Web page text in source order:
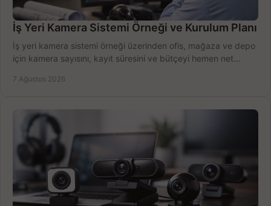
İş Yeri Kamera Sistemi Örneği ve Kurulum Planı
İş yeri kamera sistemi örneği üzerinden ofis, mağaza ve depo
için kamera sayısını, kayıt süresini ve bütçeyi hemen net
7 Ağustos 2026